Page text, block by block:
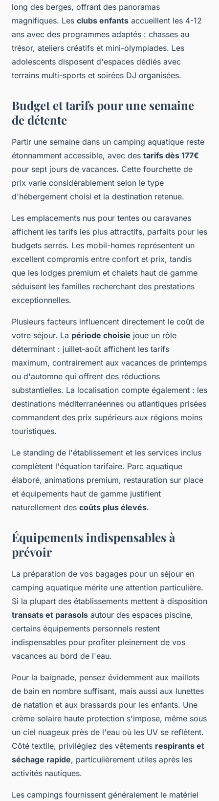
long des berges, offrant des panoramas
magnifiques. Les clubs enfants accueillent les 4-12
ans avec des programmes adaptés : chasses au
trésor, ateliers créatifs et mini-olympiades. Les
adolescents disposent d'espaces dédiés avec
terrains multi-sports et soirées DJ organisées.
Budget et tarifs pour une semaine
de détente
Partir une semaine dans un camping aquatique reste
étonnamment accessible, avec des tarifs dès 177€
pour sept jours de vacances. Cette fourchette de
prix varie considérablement selon le type
d'hébergement choisi et la destination retenue.
Les emplacements nus pour tentes ou caravanes
affichent les tarifs les plus attractifs, parfaits pour les
budgets serrés. Les mobil-homes représentent un
excellent compromis entre confort et prix, tandis
que les lodges premium et chalets haut de gamme
séduisent les familles recherchant des prestations
exceptionnelles.
Plusieurs facteurs influencent directement le coût de
votre séjour. La période choisie joue un rôle
déterminant : juillet-août affichent les tarifs
maximum, contrairement aux vacances de printemps
ou d'automne qui offrent des réductions
substantielles. La localisation compte également : les
destinations méditerranéennes ou atlantiques prisées
commandent des prix supérieurs aux régions moins
touristiques.
Le standing de l'établissement et les services inclus
complètent l'équation tarifaire. Parc aquatique
élaboré, animations premium, restauration sur place
et équipements haut de gamme justifient
naturellement des coûts plus élevés.
Équipements indispensables à
prévoir
La préparation de vos bagages pour un séjour en
camping aquatique mérite une attention particulière.
Si la plupart des établissements mettent à disposition
transats et parasols autour des espaces piscine,
certains équipements personnels restent
indispensables pour profiter pleinement de vos
vacances au bord de l'eau.
Pour la baignade, pensez évidemment aux maillots
de bain en nombre suffisant, mais aussi aux lunettes
de natation et aux brassards pour les enfants. Une
crème solaire haute protection s'impose, même sous
un ciel nuageux près de l'eau où les UV se reflètent.
Côté textile, privilégiez des vêtements respirants et
séchage rapide, particulièrement utiles après les
activités nautiques.
Les campings fournissent généralement le matériel